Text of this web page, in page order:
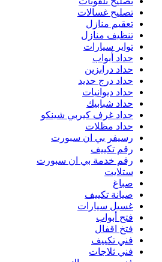
تصليح غسالات
تعقيم منازل
تنظيف منازل
تواير سيارات
حداد أبواب
حداد درابزين
حداد درج حديد
حداد ديوانيات
حداد شبابيك
حداد غرف كيربي شينكو
حداد مظلات
رسيفر بي ان سبورت
رقم تكييف
رقم خدمة بي ان سبورت
ستلايت
صباغ
صيانة تكييف
غسيل سيارات
فتح أبواب
فتخ اقفال
فني تكييف
فني ثلاجات